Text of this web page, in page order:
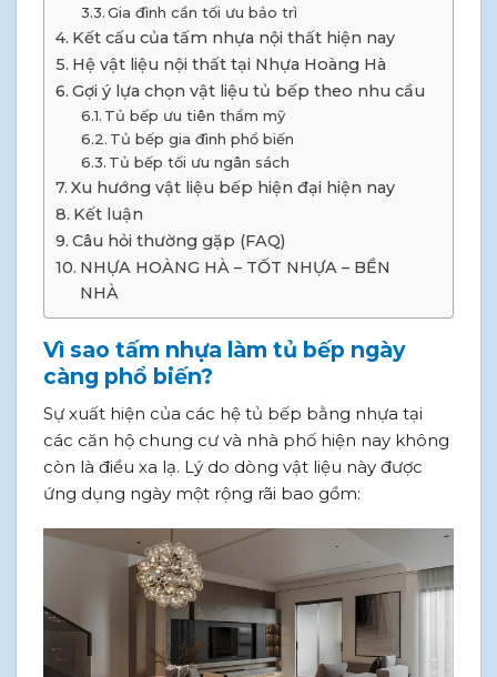
Gia đình cần tối ưu bảo trì
Kết cấu của tấm nhựa nội thất hiện nay
Hệ vật liệu nội thất tại Nhựa Hoàng Hà
Gợi ý lựa chọn vật liệu tủ bếp theo nhu cầu
Tủ bếp ưu tiên thẩm mỹ
Tủ bếp gia đình phổ biến
Tủ bếp tối ưu ngân sách
Xu hướng vật liệu bếp hiện đại hiện nay
Kết luận
Câu hỏi thường gặp (FAQ)
NHỰA HOÀNG HÀ – TỐT NHỰA – BỀN
NHÀ
Vì sao tấm nhựa làm tủ bếp ngày
càng phổ biến?
Sự xuất hiện của các hệ tủ bếp bằng nhựa tại
các căn hộ chung cư và nhà phố hiện nay không
còn là điều xa lạ. Lý do dòng vật liệu này được
ứng dụng ngày một rộng rãi bao gồm: